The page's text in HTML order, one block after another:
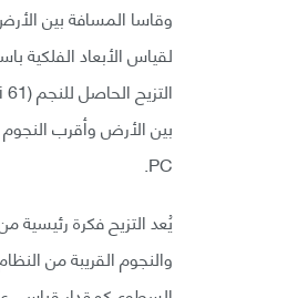
وقاسا المسافة بين
PC.
يُعد التزيح فكرة رئيسية
والنجوم القريبة من